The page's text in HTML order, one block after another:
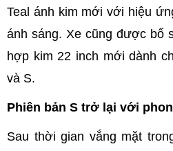
Teal ánh kim mới với hiệu
ánh sáng. Xe cũng được bổ
hợp kim 22 inch mới dành
và S.
Phiên bản S trở lại với
Sau thời gian vắng mặt